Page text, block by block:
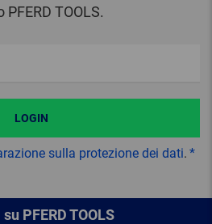
PFERD TOOLS.
sulla protezione dei dati.
LOGIN
PFERD TOOLS